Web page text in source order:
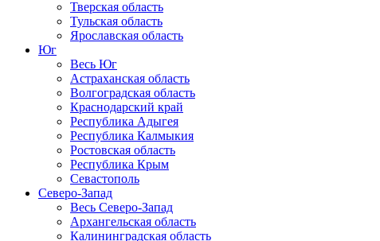
Тверская область
Тульская область
Ярославская область
Юг
Весь Юг
Астраханская область
Волгоградская область
Краснодарский край
Республика Адыгея
Республика Калмыкия
Ростовская область
Республика Крым
Севастополь
Северо-Запад
Весь Северо-Запад
Архангельская область
Калининградская область